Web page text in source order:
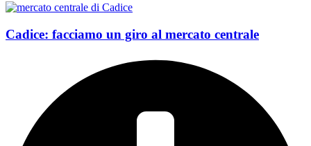
Cadice: facciamo un giro al mercato centrale